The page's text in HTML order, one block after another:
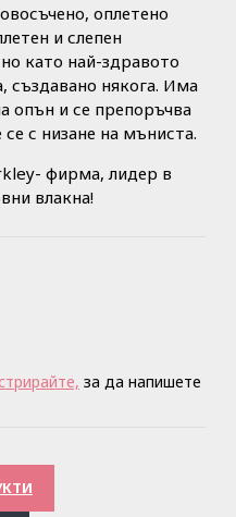
овосъчено, оплетено
и слепен
като най-здравото
, създавано някога. Има
опън и се препоръчва
с низане на мъниста.
фирма, лидер в
влакна!
за да напишете